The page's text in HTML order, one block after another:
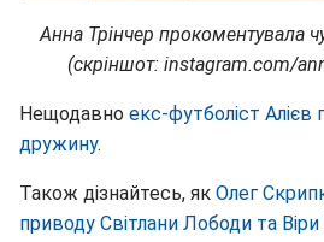
Анна Трінчер прокоментувала
(скріншот: instagram.com/
Нещодавно екс-футболіст
дружину.
Також дізнайтесь, як Олег
приводу Світлани Лободи та